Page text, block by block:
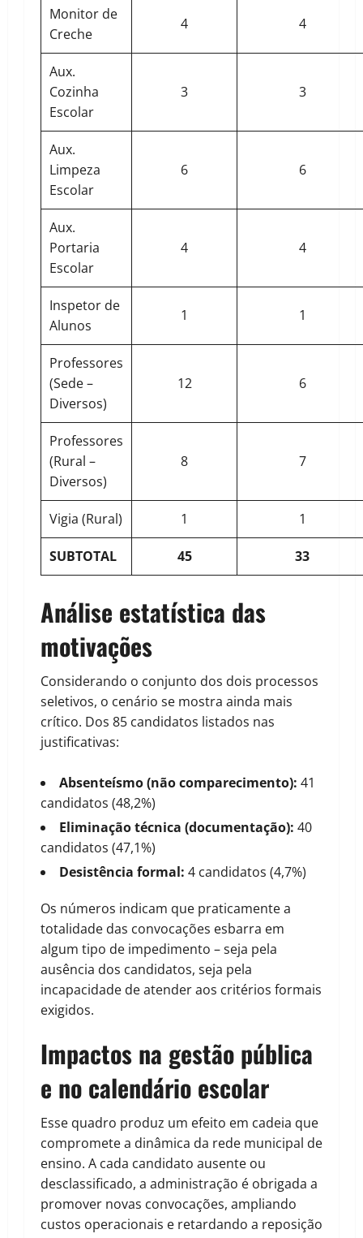
Monitor de
Creche
4 4
Aux.
Cozinha
Escolar
3 3
Aux.
Limpeza
Escolar
6 6
Aux.
Portaria
Escolar
4 4
Inspetor de
Alunos
1 1
Professores
(Sede –
Diversos)
12 6
Professores
(Rural –
Diversos)
8 7
Vigia (Rural) 1 1
SUBTOTAL 45 33
Análise estatística das
motivações
Considerando o conjunto dos dois processos
seletivos, o cenário se mostra ainda mais
crítico. Dos 85 candidatos listados nas
justificativas:
Absenteísmo (não comparecimento): 41
candidatos (48,2%)
Eliminação técnica (documentação): 40
candidatos (47,1%)
Desistência formal: 4 candidatos (4,7%)
Os números indicam que praticamente a
totalidade das convocações esbarra em
algum tipo de impedimento – seja pela
ausência dos candidatos, seja pela
incapacidade de atender aos critérios formais
exigidos.
Impactos na gestão pública
e no calendário escolar
Esse quadro produz um efeito em cadeia que
compromete a dinâmica da rede municipal de
ensino. A cada candidato ausente ou
desclassificado, a administração é obrigada a
promover novas convocações, ampliando
custos operacionais e retardando a reposição